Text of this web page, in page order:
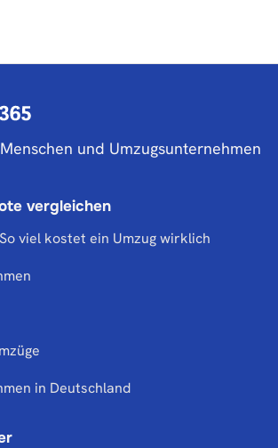
und Umzugsunternehmen
vergleichen
viel kostet ein Umzug wirklich
in Deutschland